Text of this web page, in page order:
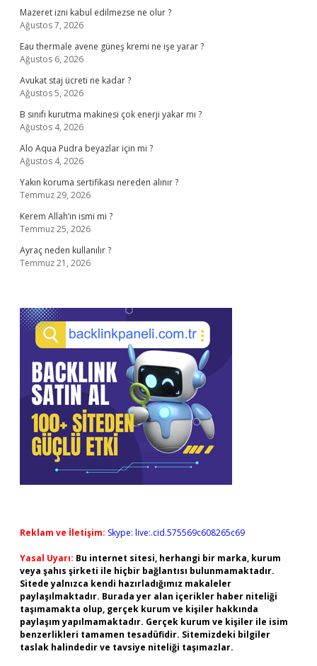
Mazeret izni kabul edilmezse ne olur ?
Ağustos 7, 2026
Eau thermale avene güneş kremi ne işe yarar ?
Ağustos 6, 2026
Avukat staj ücreti ne kadar ?
Ağustos 5, 2026
B sınıfı kurutma makinesi çok enerji yakar mı ?
Ağustos 4, 2026
Alo Aqua Pudra beyazlar için mi ?
Ağustos 4, 2026
Yakın koruma sertifikası nereden alınır ?
Temmuz 29, 2026
Kerem Allah’ın ismi mi ?
Temmuz 25, 2026
Ayraç neden kullanılır ?
Temmuz 21, 2026
Reklam ve İletişim: Skype: live:.cid.575569c608265c69
Yasal Uyarı: Bu internet sitesi, herhangi bir marka, kurum
veya şahıs şirketi ile hiçbir bağlantısı bulunmamaktadır.
Sitede yalnızca kendi hazırladığımız makaleler
paylaşılmaktadır. Burada yer alan içerikler haber niteliği
taşımamakta olup, gerçek kurum ve kişiler hakkında
paylaşım yapılmamaktadır. Gerçek kurum ve kişiler ile isim
benzerlikleri tamamen tesadüfidir. Sitemizdeki bilgiler
taslak halindedir ve tavsiye niteliği taşımazlar.